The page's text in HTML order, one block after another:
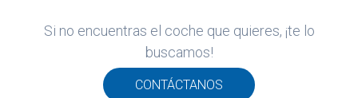
Si no encuentras el coche que quieres, ¡te lo
buscamos!
CONTÁCTANOS